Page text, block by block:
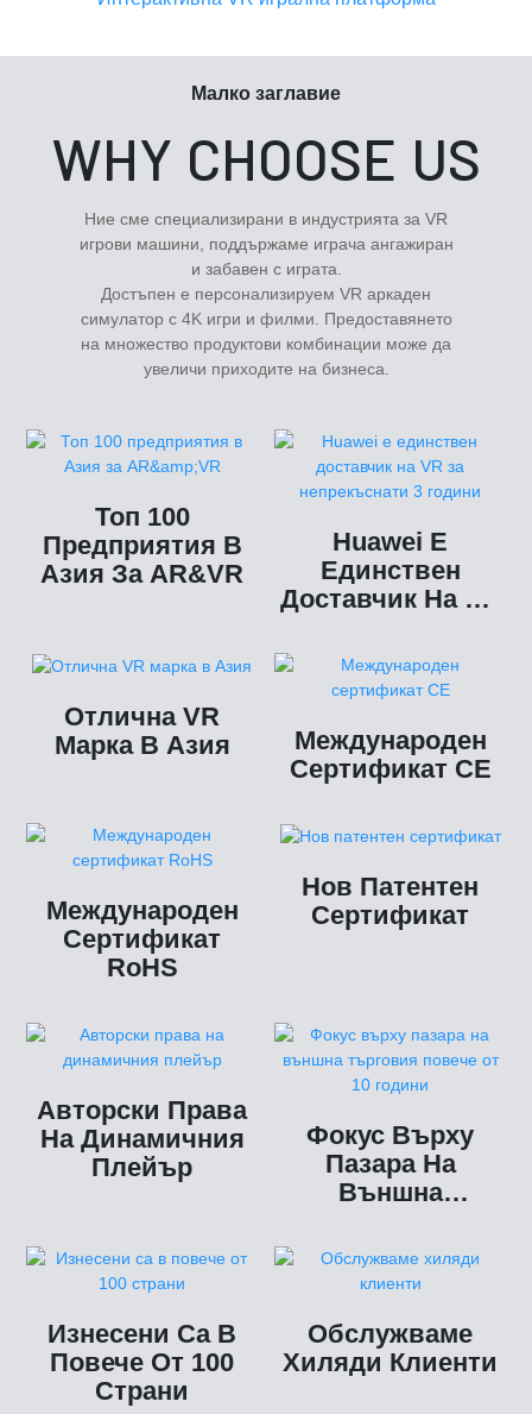
Малко заглавие
WHY CHOOSE US
Ние сме специализирани в индустрията за VR
игрови машини, поддържаме играча ангажиран
и забавен с играта.
Достъпен е персонализируем VR аркаден
симулатор с 4K игри и филми. Предоставянето
на множество продуктови комбинации може да
увеличи приходите на бизнеса.
Топ 100
Предприятия В
Азия За AR&VR
Huawei Е
Единствен
Доставчик На VR
3 Години
Отлична VR
Марка В Азия
Международен
Сертификат CE
Международен
Сертификат
RoHS
Нов Патентен
Сертификат
Авторски Права
На Динамичния
Плейър
Фокус Върху
Пазара На
Външна
От 10 Години
Изнесени Са В
Повече От 100
Страни
Обслужваме
Хиляди Клиенти